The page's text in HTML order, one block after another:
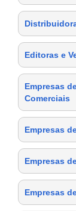
Editoras e
Empresas
Comerciais
Empresas
Empresas
Empresas